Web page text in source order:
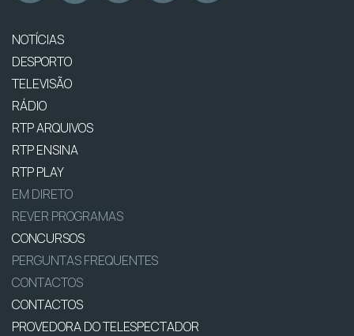
NOTÍCIAS
DESPORTO
TELEVISÃO
RÁDIO
RTP ARQUIVOS
RTP ENSINA
RTP PLAY
EM DIRETO
REVER PROGRAMAS
CONCURSOS
PERGUNTAS FREQUENTES
CONTACTOS
CONTACTOS
PROVEDORA DO TELESPECTADOR